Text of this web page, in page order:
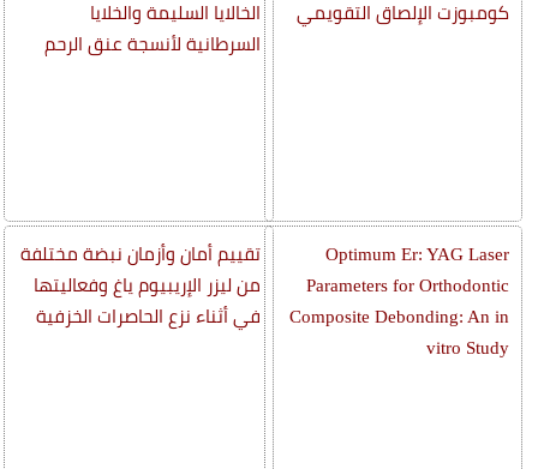
كومبوزت الإلصاق التقويمي
Optimum Er: YAG Laser
Parameters for Orthodontic
Composite Debonding: An in
vitro Study
الخالايا السليمة والخلايا
السرطانية لأنسجة عنق الرحم
تقييم أمان وأزمان نبضة مختلفة
من ليزر الإريبيوم ياغ وفعاليتها
في أثناء نزع الحاصرات الخزفية